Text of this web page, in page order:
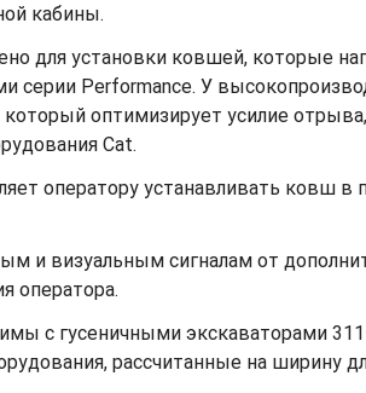
кабины.
для установки ковшей, которые
серии Performance. У
оптимизирует усилие
Cat.
оператору устанавливать ковш в
и визуальным сигналам от
оператора.
с гусеничными экскаваторами
рассчитанные на ширину